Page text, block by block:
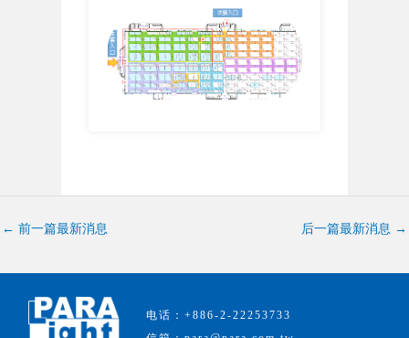
← 前一篇最新消息 后一篇最新消息 →
电话：+886-2-22253733